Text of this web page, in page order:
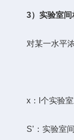
3）实验室
对某一水平浓
x：l个实验
S’：实验室间